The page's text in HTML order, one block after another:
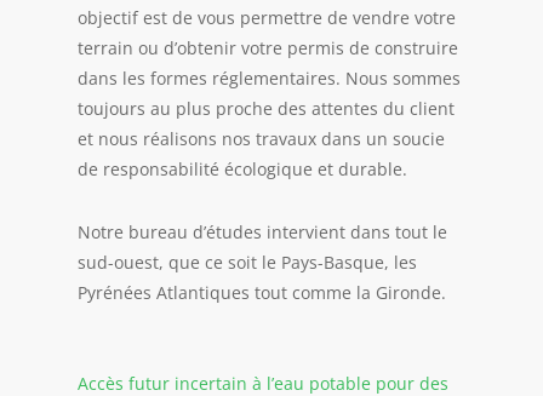
objectif est de vous permettre de vendre votre
terrain ou d’obtenir votre permis de construire
dans les formes réglementaires. Nous sommes
toujours au plus proche des attentes du client
et nous réalisons nos travaux dans un soucie
de responsabilité écologique et durable.
Notre bureau d’études intervient dans tout le
sud-ouest, que ce soit le Pays-Basque, les
Pyrénées Atlantiques tout comme la Gironde.
Accès futur incertain à l’eau potable pour des